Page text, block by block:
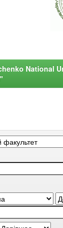
National